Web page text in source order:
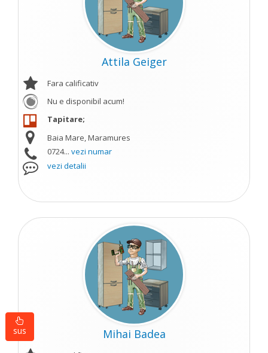
Attila Geiger
Fara calificativ
Nu e disponibil acum!
Tapitare;
Baia Mare, Maramures
0724... vezi numar
vezi detalii
Mihai Badea
sus